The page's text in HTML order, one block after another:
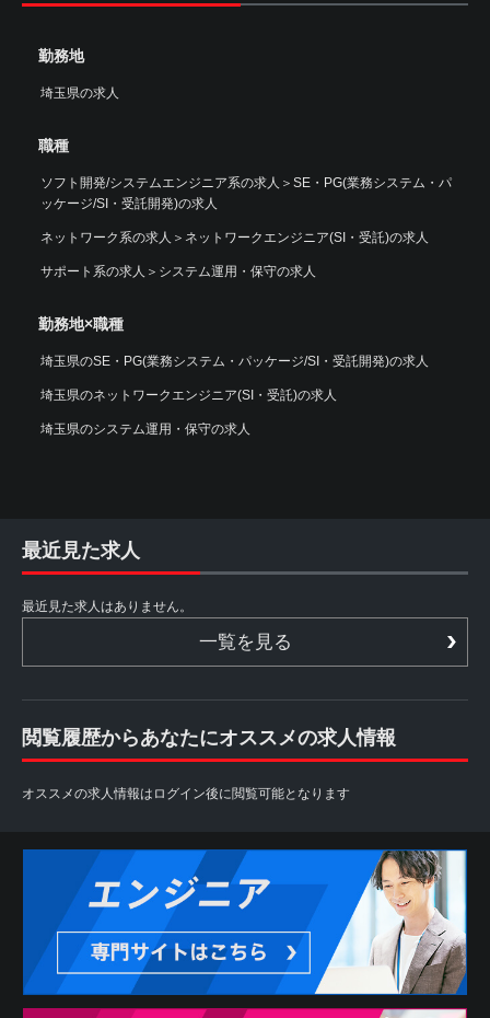
勤務地
埼玉県の求人
職種
ソフト開発/システムエンジニア系の求人 ＞ SE・PG(業務システム・パ
ッケージ/SI・受託開発)の求人
ネットワーク系の求人 ＞ ネットワークエンジニア(SI・受託)の求人
サポート系の求人 ＞ システム運用・保守の求人
勤務地×職種
埼玉県のSE・PG(業務システム・パッケージ/SI・受託開発)の求人
埼玉県のネットワークエンジニア(SI・受託)の求人
埼玉県のシステム運用・保守の求人
最近見た求人
最近見た求人はありません。
一覧を見る
閲覧履歴からあなたにオススメの求人情報
オススメの求人情報はログイン後に閲覧可能となります